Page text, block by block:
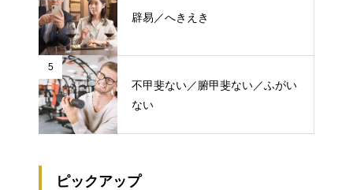
辟易／へきえき
5
不甲斐ない／腑甲斐ない／ふがい
ない
ピックアップ